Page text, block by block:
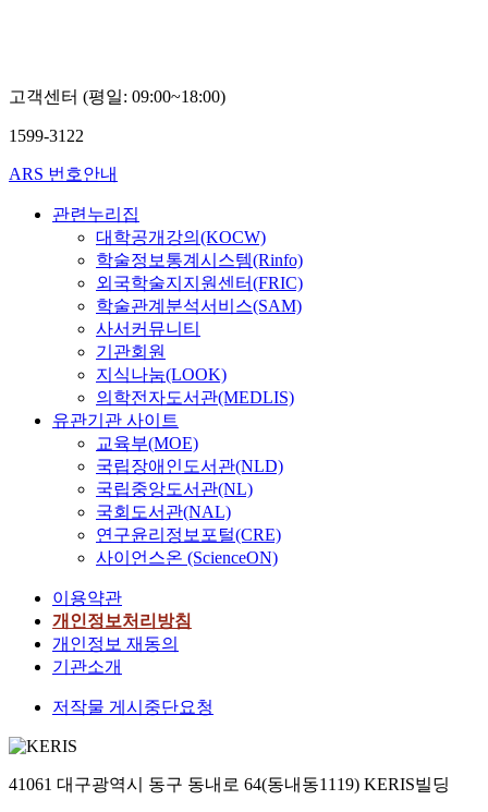
고객센터 (평일: 09:00~18:00)
1599-3122
ARS 번호안내
관련누리집
대학공개강의(KOCW)
학술정보통계시스템(Rinfo)
외국학술지지원센터(FRIC)
학술관계분석서비스(SAM)
사서커뮤니티
기관회원
지식나눔(LOOK)
의학전자도서관(MEDLIS)
유관기관 사이트
교육부(MOE)
국립장애인도서관(NLD)
국립중앙도서관(NL)
국회도서관(NAL)
연구윤리정보포털(CRE)
사이언스온 (ScienceON)
이용약관
개인정보처리방침
개인정보 재동의
기관소개
저작물 게시중단요청
41061 대구광역시 동구 동내로 64(동내동1119) KERIS빌딩